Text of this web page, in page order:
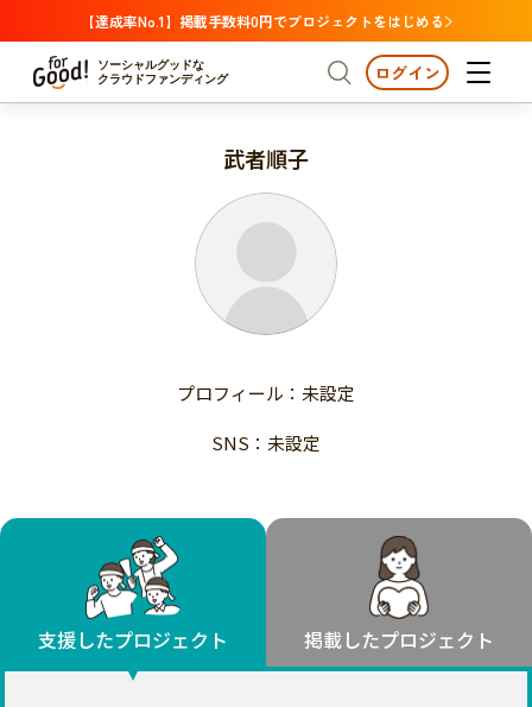
【達成率No.1】掲載手数料0円でプロジェクトをはじめる
ソーシャルグッドな
クラウドファンディング
プロジェクトからさがす 注目
支援金額が多い
支援人数が多い
終了日が近い
国際協力
子ども・教育
フード・農業
文化
環境・エシカル
人権・マイノリティ
社会貢献
地域からさがす 北海道・東北
北海道
支援金額が多い
終了日が近い
カテゴリーからさがす
医療・福祉
子ども・教育
人権・マイノリティ
北海道 青森 岩手 宮城
秋田
福島
茨城 栃木 群馬
千葉
東京
神奈川
ログイン
武者順子
プロフィール：未設定
SNS：未設定
支援したプロジェクト 掲載したプロジェクト